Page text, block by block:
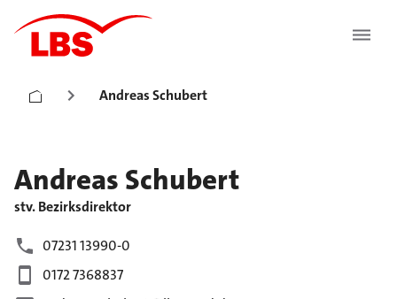
Andreas Schubert
Andreas Schubert
stv. Bezirksdirektor
07231 13990-0
0172 7368837